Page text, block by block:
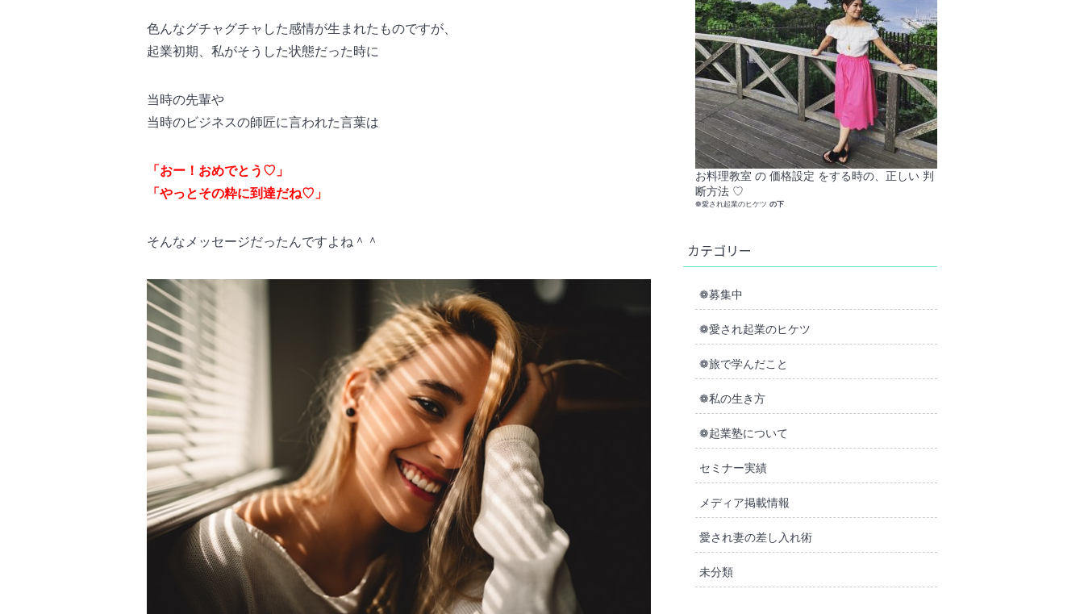
色んなグチャグチャした感情が生まれたものですが、
起業初期、私がそうした状態だった時に
当時の先輩や
当時のビジネスの師匠に言われた言葉は
「おー！おめでとう♡」
「やっとその粋に到達だね♡」
そんなメッセージだったんですよね＾＾
お料理教室 の 価格設定 をする時の、正しい 判
断方法 ♡
❁愛され起業のヒケツ の下
カテゴリー
❁募集中
❁愛され起業のヒケツ
❁旅で学んだこと
❁私の生き方
❁起業塾について
セミナー実績
メディア掲載情報
愛され妻の差し入れ術
未分類